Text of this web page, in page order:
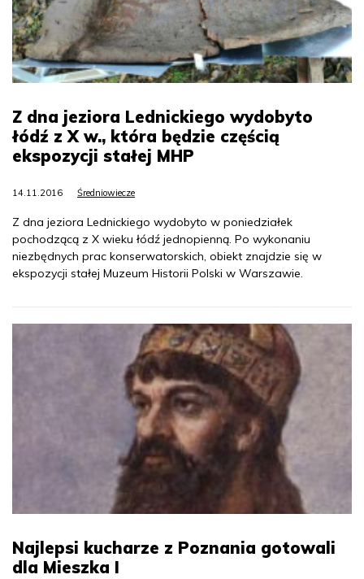
Z dna jeziora Lednickiego wydobyto
łódź z X w., która będzie częścią
ekspozycji stałej MHP
14.11.2016 Średniowiecze
Z dna jeziora Lednickiego wydobyto w poniedziałek
pochodzącą z X wieku łódź jednopienną. Po wykonaniu
niezbędnych prac konserwatorskich, obiekt znajdzie się w
ekspozycji stałej Muzeum Historii Polski w Warszawie.
Najlepsi kucharze z Poznania gotowali
dla Mieszka I